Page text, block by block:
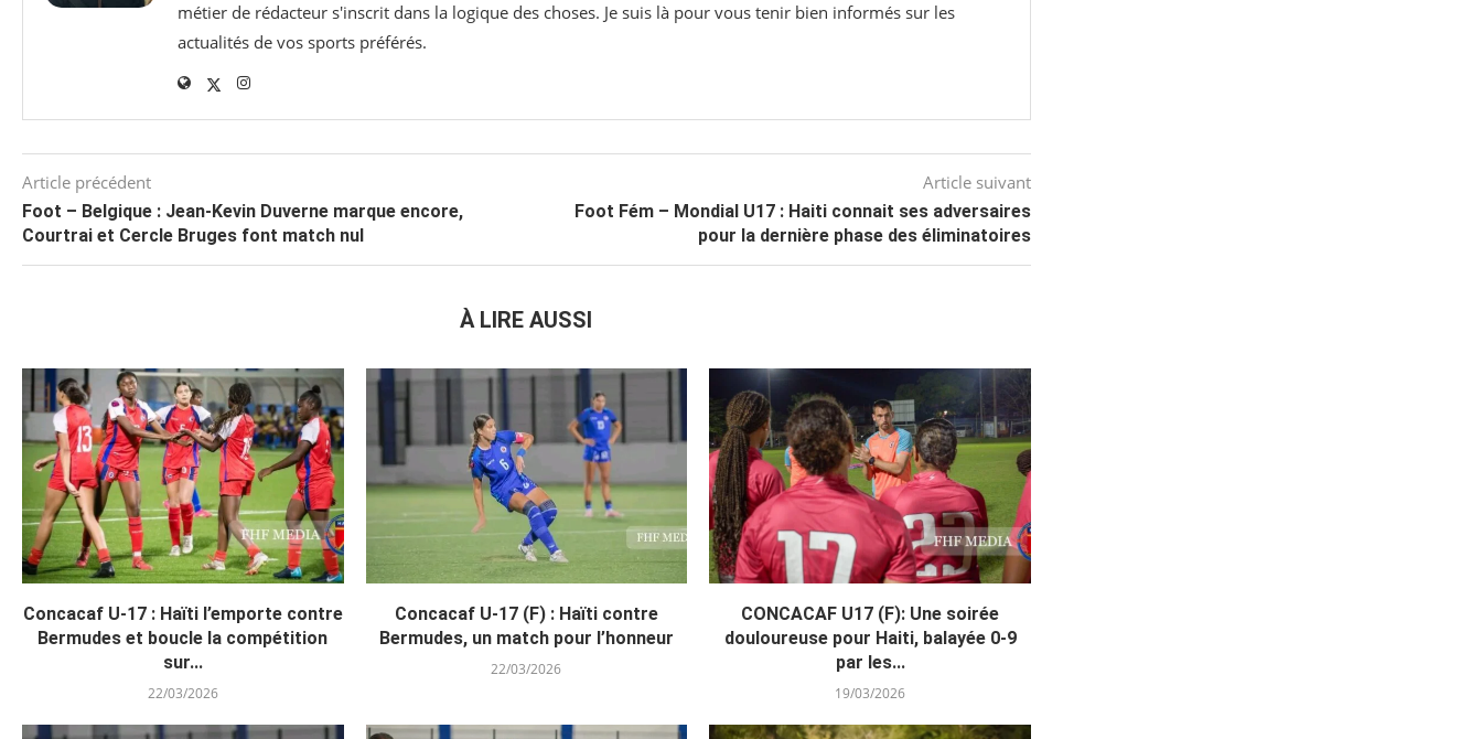
métier de rédacteur s'inscrit dans la logique des choses. Je suis là pour vous tenir bien informés sur les
actualités de vos sports préférés.
Article précédent
Foot – Belgique : Jean-Kevin Duverne marque encore,
Courtrai et Cercle Bruges font match nul
Article suivant
Foot Fém – Mondial U17 : Haiti connait ses adversaires
pour la dernière phase des éliminatoires
À LIRE AUSSI
Concacaf U-17 : Haïti l’emporte contre
Bermudes et boucle la compétition
sur...
22/03/2026
Concacaf U-17 (F) : Haïti contre
Bermudes, un match pour l’honneur
22/03/2026
CONCACAF U17 (F): Une soirée
douloureuse pour Haiti, balayée 0-9
par les...
19/03/2026